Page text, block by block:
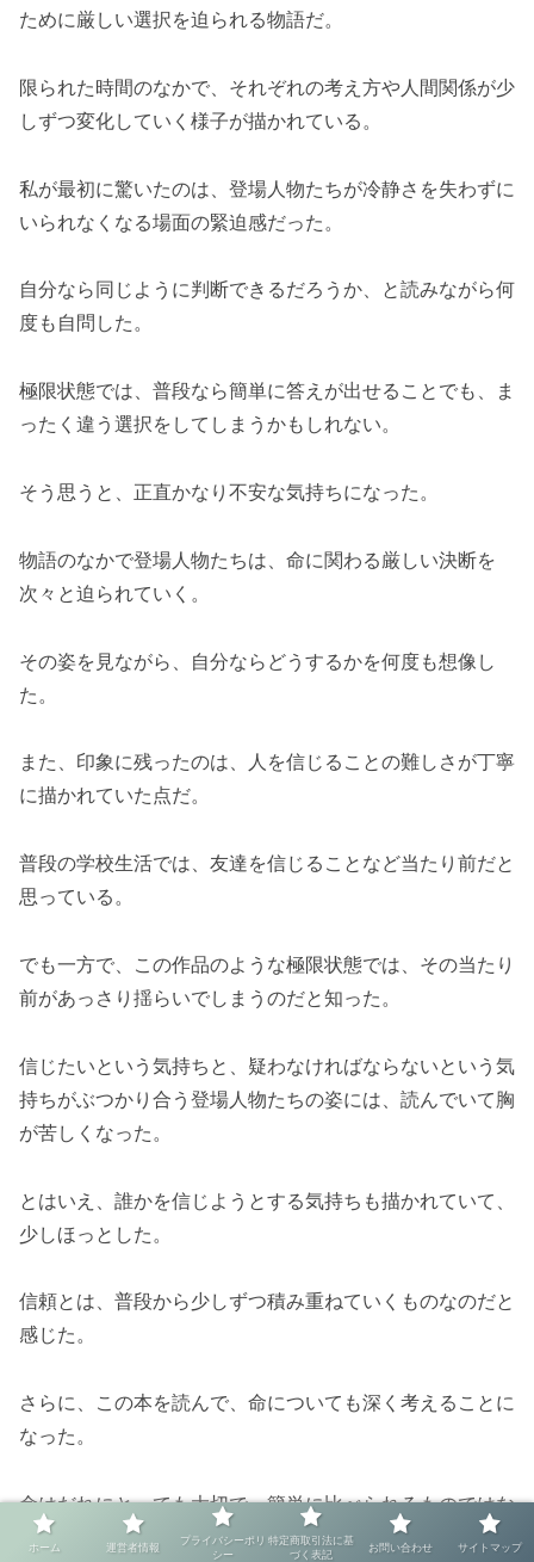
ために厳しい選択を迫られる物語だ。
限られた時間のなかで、それぞれの考え方や人間関係が少
しずつ変化していく様子が描かれている。
私が最初に驚いたのは、登場人物たちが冷静さを失わずに
いられなくなる場面の緊迫感だった。
自分なら同じように判断できるだろうか、と読みながら何
度も自問した。
極限状態では、普段なら簡単に答えが出せることでも、ま
ったく違う選択をしてしまうかもしれない。
そう思うと、正直かなり不安な気持ちになった。
物語のなかで登場人物たちは、命に関わる厳しい決断を
次々と迫られていく。
その姿を見ながら、自分ならどうするかを何度も想像し
た。
また、印象に残ったのは、人を信じることの難しさが丁寧
に描かれていた点だ。
普段の学校生活では、友達を信じることなど当たり前だと
思っている。
でも一方で、この作品のような極限状態では、その当たり
前があっさり揺らいでしまうのだと知った。
信じたいという気持ちと、疑わなければならないという気
持ちがぶつかり合う登場人物たちの姿には、読んでいて胸
が苦しくなった。
とはいえ、誰かを信じようとする気持ちも描かれていて、
少しほっとした。
信頼とは、普段から少しずつ積み重ねていくものなのだと
感じた。
さらに、この本を読んで、命についても深く考えることに
なった。
命はだれにとっても大切で、簡単に比べられるものではな
い。
ホーム 運営者情報
プライバシーポリ
シー
特定商取引法に基
づく表記
お問い合わせ サイトマップ